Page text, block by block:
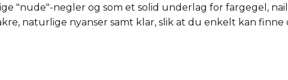
"nude"-negler og som et solid underlag for fargegel,
naturlige nyanser samt klar, slik at du enkelt kan finne